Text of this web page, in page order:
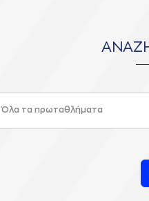
Όλα τα πρωταθλήματα